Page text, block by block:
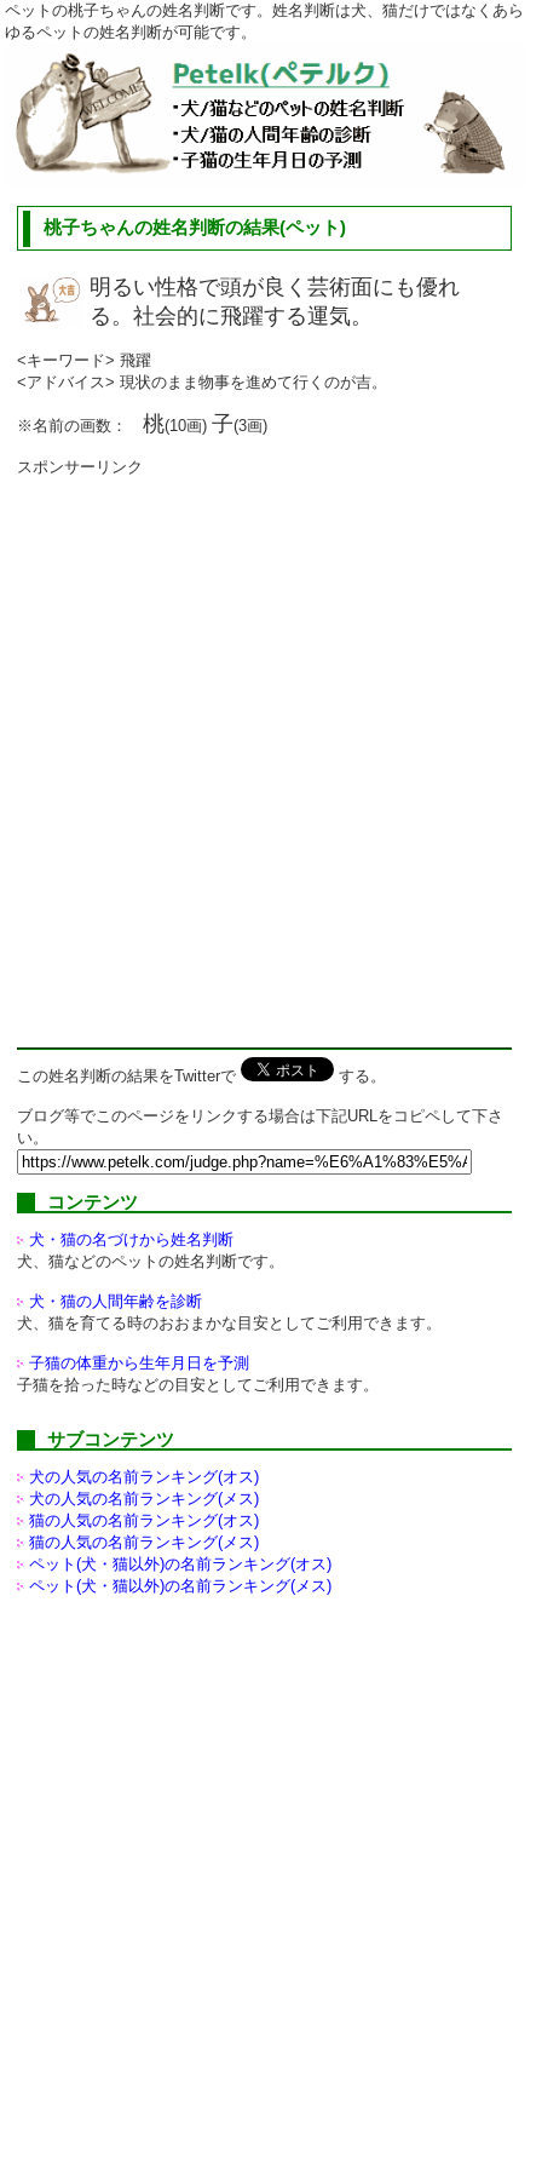
ペットの桃子ちゃんの姓名判断です。姓名判断は犬、猫だけではなくあら
ゆるペットの姓名判断が可能です。
桃子ちゃんの姓名判断の結果(ペット)
明るい性格で頭が良く芸術面にも優れ
る。社会的に飛躍する運気。
<キーワード> 飛躍
<アドバイス> 現状のまま物事を進めて行くのが吉。
※名前の画数：桃(10画)子(3画)
スポンサーリンク
この姓名判断の結果をTwitterで する。
ブログ等でこのページをリンクする場合は下記URLをコピペして下さ
い。
コンテンツ
犬・猫の名づけから姓名判断
犬、猫などのペットの姓名判断です。
犬・猫の人間年齢を診断
犬、猫を育てる時のおおまかな目安としてご利用できます。
子猫の体重から生年月日を予測
子猫を拾った時などの目安としてご利用できます。
サブコンテンツ
犬の人気の名前ランキング(オス)
犬の人気の名前ランキング(メス)
猫の人気の名前ランキング(オス)
猫の人気の名前ランキング(メス)
ペット(犬・猫以外)の名前ランキング(オス)
ペット(犬・猫以外)の名前ランキング(メス)